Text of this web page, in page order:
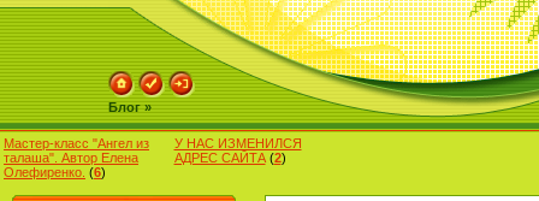
Блог »
Мастер-класс "Ангел из
талаша". Автор Елена
Олефиренко. (6)
У НАС ИЗМЕНИЛСЯ
АДРЕС САЙТА (2)